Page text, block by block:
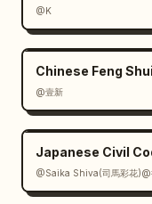
@K
Chinese Feng
@壹新
Japanese Civil
@Saika Shiva(司馬彩花)@